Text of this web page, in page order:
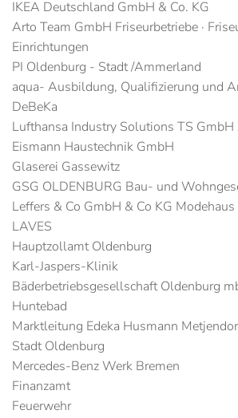
IKEA Deutschland GmbH & Co. KG
Arto Team GmbH Friseurbetriebe ·
Einrichtungen
PI Oldenburg - Stadt /Ammerland
aqua- Ausbildung, Qualifizierung und
DeBeKa
Lufthansa Industry Solutions TS GmbH
Eismann Haustechnik GmbH
Glaserei Gassewitz
GSG OLDENBURG Bau- und
Leffers & Co GmbH & Co KG Modehaus
LAVES
Hauptzollamt Oldenburg
Karl-Jaspers-Klinik
Bäderbetriebsgesellschaft Oldenburg
Huntebad
Marktleitung Edeka Husmann
Stadt Oldenburg
Mercedes-Benz Werk Bremen
Finanzamt
Feuerwehr